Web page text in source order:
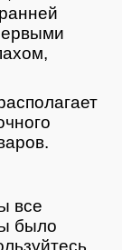
все
было